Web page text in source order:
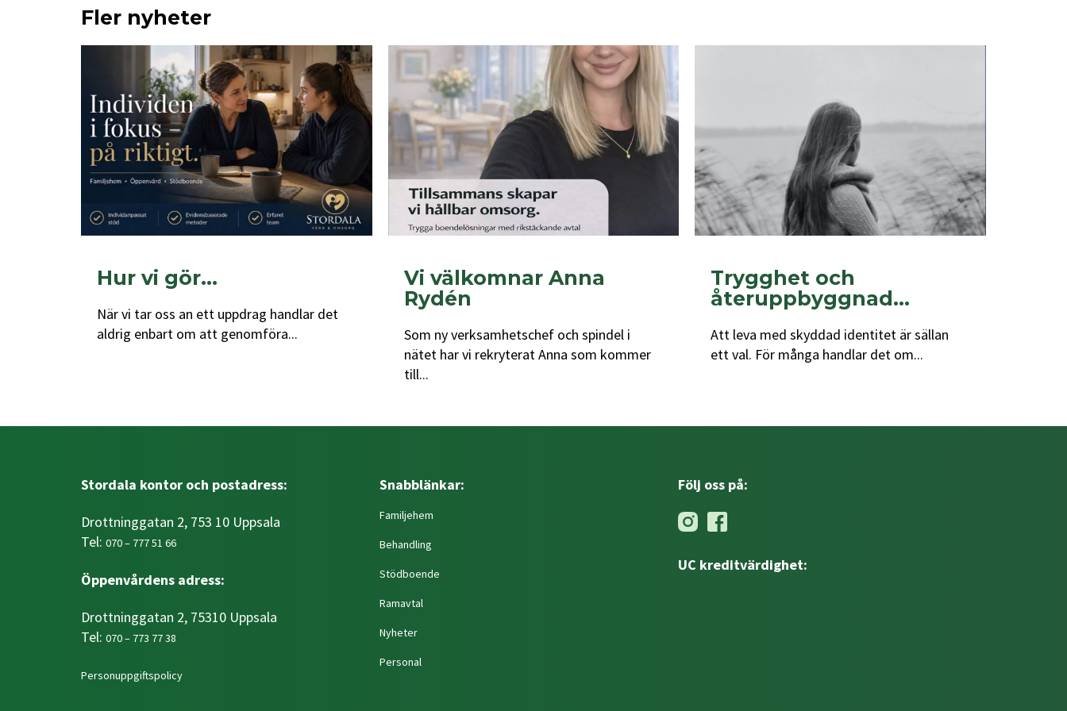
Fler nyheter
Hur vi gör…
När vi tar oss an ett uppdrag handlar det
aldrig enbart om att genomföra...
Vi välkomnar Anna
Rydén
Som ny verksamhetschef och spindel i
nätet har vi rekryterat Anna som kommer
till...
Trygghet och
återuppbyggnad...
Att leva med skyddad identitet är sällan
ett val. För många handlar det om...
Stordala kontor och postadress:
Drottninggatan 2, 753 10 Uppsala
Tel: 070 – 777 51 66
Öppenvårdens adress:
Drottninggatan 2, 75310 Uppsala
Tel: 070 – 773 77 38
Personuppgiftspolicy
Snabblänkar:
Familjehem
Behandling
Stödboende
Ramavtal
Nyheter
Personal
Följ oss på:
UC kreditvärdighet: